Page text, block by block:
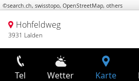
©search.ch, swisstopo, OpenStreetMap, others
Hohfeldweg
3931 Lalden
Tel Wetter Karte